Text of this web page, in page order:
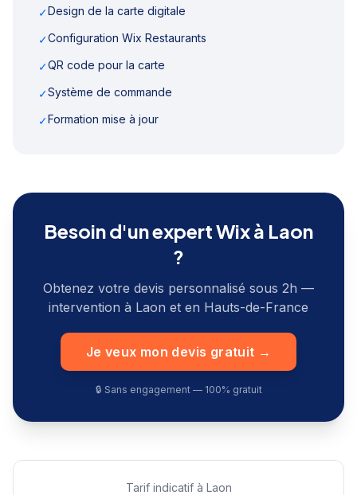
✓Design de la carte digitale
✓Configuration Wix Restaurants
✓QR code pour la carte
✓Système de commande
✓Formation mise à jour
Besoin d'un expert Wix à Laon
?
Obtenez votre devis personnalisé sous 2h —
intervention à Laon et en Hauts-de-France
Je veux mon devis gratuit →
🔒 Sans engagement — 100% gratuit
Tarif indicatif à Laon